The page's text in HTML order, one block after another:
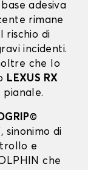
adesiva
rimane
rischio di
incidenti.
che lo
LEXUS RX
, sinonimo di
e
che